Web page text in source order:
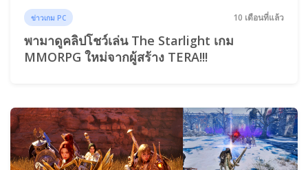
ข่าวเกม PC 10 เดือนที่แล้ว
พามาดูคลิปโชว์เล่น The Starlight เกม
MMORPG ใหม่จากผู้สร้าง TERA!!!